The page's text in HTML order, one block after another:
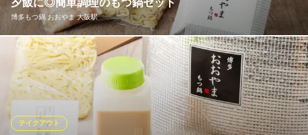
大阪府大阪市北区梅田3-1-3 ノースゲートビルディングLUCUA osaka10F
夕飯に◎簡単調理のもつ鍋セット
博多もつ鍋 おおやま 大阪駅
鍋でもつ鍋セットと野菜を煮るだけ！簡単調理の『冷凍もつ鍋セ
ット（みそ味／しょうゆ味）はご家族との夕食にオススメ！も
つ・スープ・薬味・ちゃんぽん麺のセットが2人前で2,970円（税
込）。ご家族とご自宅で九州博多本場のもつ鍋をお楽しみくださ
い。
テイクアウト